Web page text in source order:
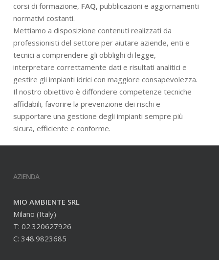
corsi di formazione, FAQ, pubblicazioni e aggiornamenti
normativi costanti.
Mettiamo a disposizione contenuti realizzati da
professionisti del settore per aiutare aziende, enti e
tecnici a comprendere gli obblighi di legge,
interpretare correttamente dati e risultati analitici e
gestire gli impianti idrici con maggiore consapevolezza.
Il nostro obiettivo è diffondere competenze tecniche
affidabili, favorire la prevenzione dei rischi e
supportare una gestione degli impianti sempre più
sicura, efficiente e conforme.
AZIENDA
MIO AMBIENTE SRL
Milano (Italy)
T: 02.320627926
C: 348.9823685